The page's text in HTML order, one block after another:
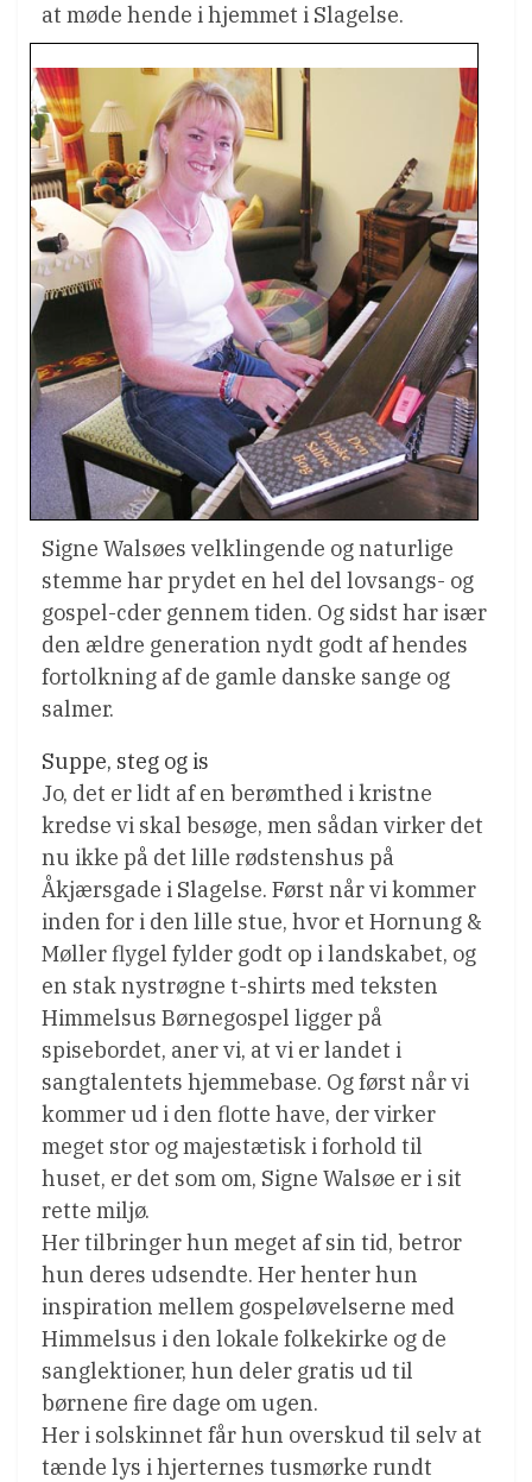
at møde hende i hjemmet i Slagelse.
Signe Walsøes velklingende og naturlige
stemme har prydet en hel del lovsangs- og
gospel-cder gennem tiden. Og sidst har især
den ældre generation nydt godt af hendes
fortolkning af de gamle danske sange og
salmer.
Suppe, steg og is
Jo, det er lidt af en berømthed i kristne
kredse vi skal besøge, men sådan virker det
nu ikke på det lille rødstenshus på
Åkjærsgade i Slagelse. Først når vi kommer
inden for i den lille stue, hvor et Hornung &
Møller flygel fylder godt op i landskabet, og
en stak nystrøgne t-shirts med teksten
Himmelsus Børnegospel ligger på
spisebordet, aner vi, at vi er landet i
sangtalentets hjemmebase. Og først når vi
kommer ud i den flotte have, der virker
meget stor og majestætisk i forhold til
huset, er det som om, Signe Walsøe er i sit
rette miljø.
Her tilbringer hun meget af sin tid, betror
hun deres udsendte. Her henter hun
inspiration mellem gospeløvelserne med
Himmelsus i den lokale folkekirke og de
sanglektioner, hun deler gratis ud til
børnene fire dage om ugen.
Her i solskinnet får hun overskud til selv at
tænde lys i hjerternes tusmørke rundt